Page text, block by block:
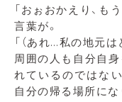
「おぉおかえり、も
言葉が。
「（あれ…私の地元は
周囲の人も自分自
れているのではな
自分の帰る場所にな